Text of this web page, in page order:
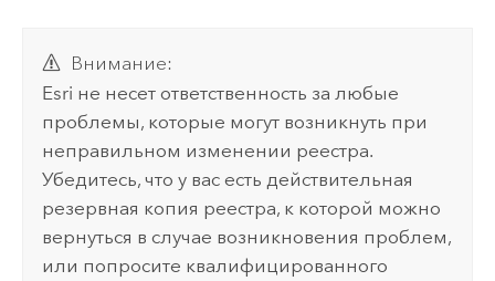
Внимание:
Esri не несет ответственность за любые
проблемы, которые могут возникнуть при
неправильном изменении реестра.
Убедитесь, что у вас есть действительная
резервная копия реестра, к которой можно
вернуться в случае возникновения проблем,
или попросите квалифицированного